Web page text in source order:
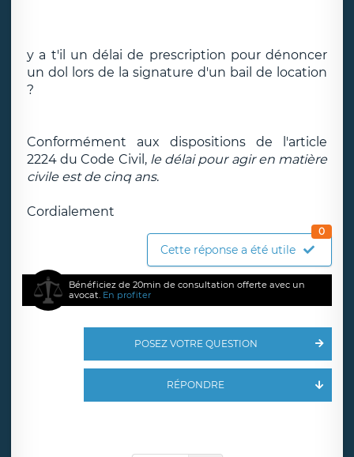
y a t'il un délai de prescription pour dénoncer
un dol lors de la signature d'un bail de location
?
Conformément aux dispositions de l'article
2224 du Code Civil, le délai pour agir en matière
civile est de cinq ans.
Cordialement
Cette réponse a été utile
0
Bénéficiez de 20min de consultation offerte avec un
avocat. En profiter
POSEZ VOTRE QUESTION
RÉPONDRE